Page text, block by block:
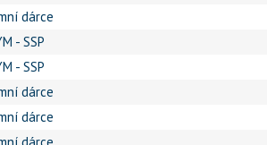
dárce
- SSP
- SSP
dárce
dárce